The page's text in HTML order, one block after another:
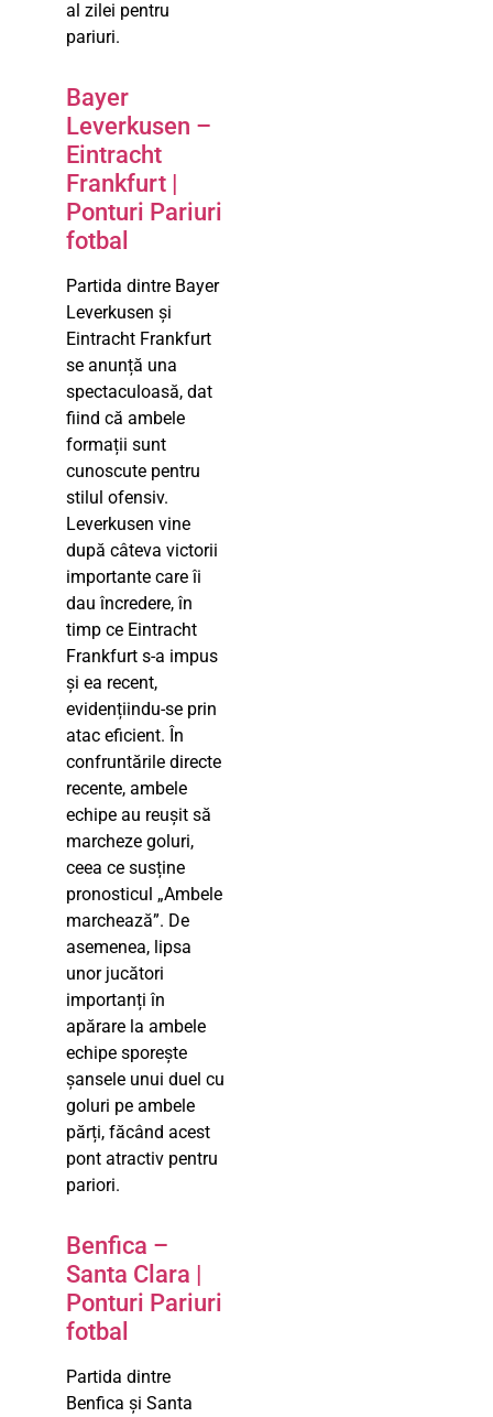
al zilei pentru
pariuri.
Bayer
Leverkusen –
Eintracht
Frankfurt |
Ponturi Pariuri
fotbal
Partida dintre Bayer
Leverkusen și
Eintracht Frankfurt
se anunță una
spectaculoasă, dat
fiind că ambele
formații sunt
cunoscute pentru
stilul ofensiv.
Leverkusen vine
după câteva victorii
importante care îi
dau încredere, în
timp ce Eintracht
Frankfurt s-a impus
și ea recent,
evidențiindu-se prin
atac eficient. În
confruntările directe
recente, ambele
echipe au reușit să
marcheze goluri,
ceea ce susține
pronosticul „Ambele
marchează”. De
asemenea, lipsa
unor jucători
importanți în
apărare la ambele
echipe sporește
șansele unui duel cu
goluri pe ambele
părți, făcând acest
pont atractiv pentru
pariori.
Benfica –
Santa Clara |
Ponturi Pariuri
fotbal
Partida dintre
Benfica și Santa